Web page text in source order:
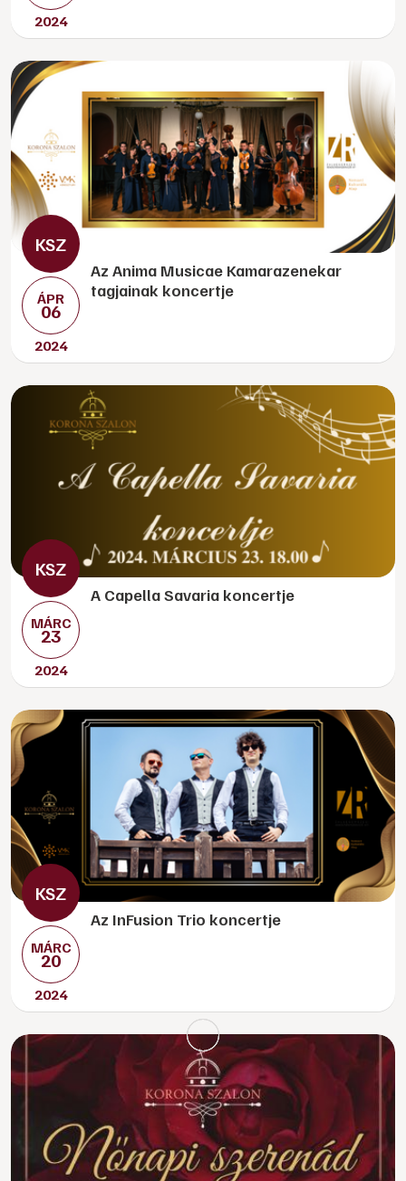
2024
ÁPR
06
2024
Az Anima Musicae Kamarazenekar
tagjainak koncertje
MÁRC
23
2024
A Capella Savaria koncertje
MÁRC
20
2024
Az InFusion Trio koncertje